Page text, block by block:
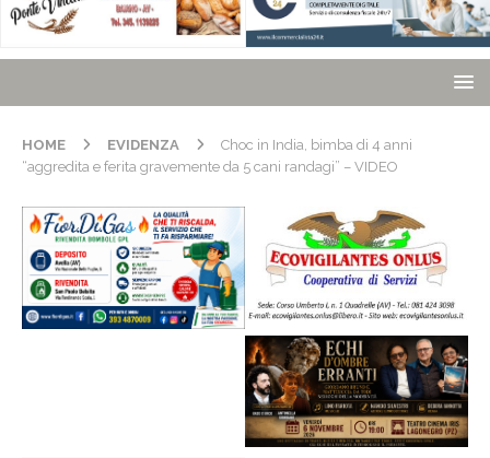
HOME EVIDENZA
Choc in India, bimba di 4 anni
“aggredita e ferita gravemente da 5 cani randagi” – VIDEO